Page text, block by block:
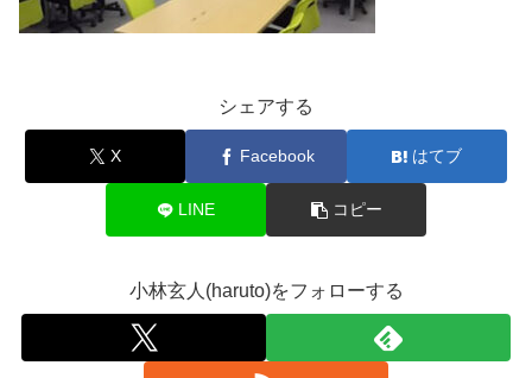
シェアする
X Facebook はてブ
LINE コピー
小林玄人(haruto)をフォローする